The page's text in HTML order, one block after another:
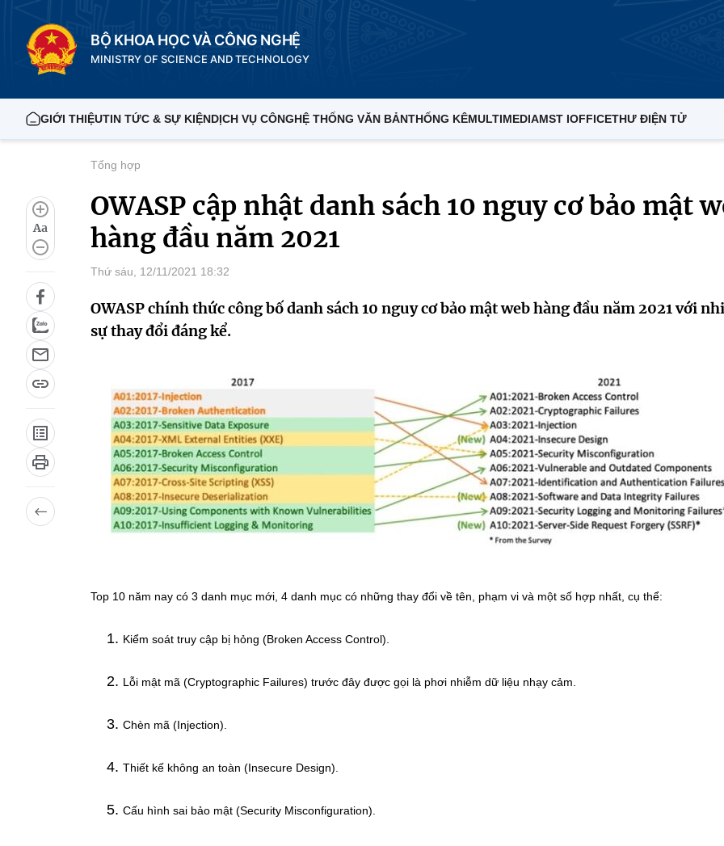
BỘ KHOA HỌC VÀ CÔNG NGHỆ
MINISTRY OF SCIENCE AND TECHNOLOGY
GIỚI THIỆUTIN TỨC & SỰ KIỆNDỊCH VỤ CÔNGHỆ THỐNG VĂN BẢNTHỐNG KÊMULTIMEDIAMST IOFFICETHƯ ĐIỆN TỬ
Aa
Tổng hợp
OWASP cập nhật danh sách 10 nguy cơ bảo mật
hàng đầu năm 2021
Thứ sáu, 12/11/2021 18:32
OWASP chính thức công bố danh sách 10 nguy cơ bảo mật web hàng đầu năm 2021 với
sự thay đổi đáng kể.
Top 10 năm nay có 3 danh mục mới, 4 danh mục có những thay đổi về tên, phạm vi và một số hợp nhất, cụ thể:
Kiểm soát truy cập bị hỏng (Broken Access Control).
Lỗi mật mã (Cryptographic Failures) trước đây được gọi là phơi nhiễm dữ liệu nhạy cảm.
Chèn mã (Injection).
Thiết kế không an toàn (Insecure Design).
Cấu hình sai bảo mật (Security Misconfiguration).